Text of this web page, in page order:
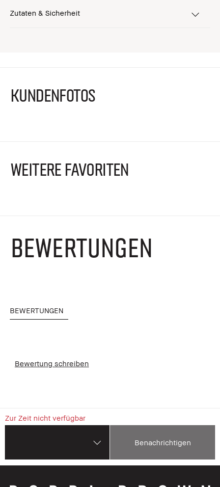
Zutaten & Sicherheit
KUNDENFOTOS
WEITERE FAVORITEN
BEWERTUNGEN
BEWERTUNGEN
Bewertung schreiben
Zur Zeit nicht verfügbar
Benachrichtigen